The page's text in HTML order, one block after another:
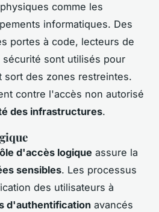
comme les
informatiques. Des
portes à code, lecteurs de
sont utilisés pour
sort des zones restreintes.
contre l'accès non autorisé
des infrastructures.
d'accès logique assure la
sensibles. Les processus
des utilisateurs à
d'authentification avancés